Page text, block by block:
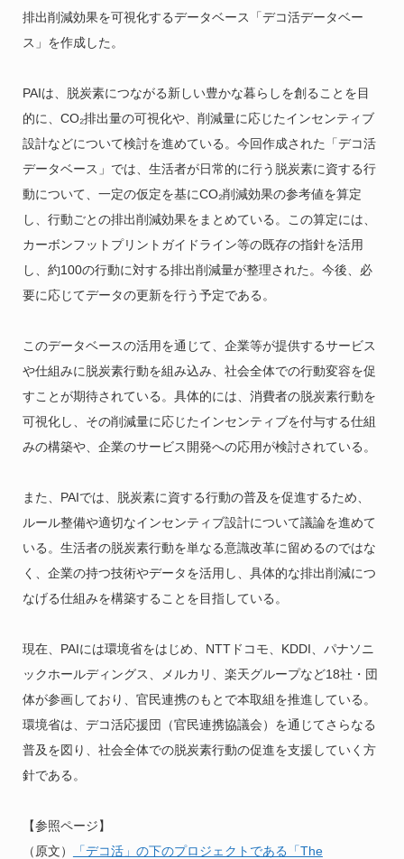
排出削減効果を可視化するデータベース「デコ活データベー
ス」を作成した。
PAIは、脱炭素につながる新しい豊かな暮らしを創ることを目
的に、CO₂排出量の可視化や、削減量に応じたインセンティブ
設計などについて検討を進めている。今回作成された「デコ活
データベース」では、生活者が日常的に行う脱炭素に資する行
動について、一定の仮定を基にCO₂削減効果の参考値を算定
し、行動ごとの排出削減効果をまとめている。この算定には、
カーボンフットプリントガイドライン等の既存の指針を活用
し、約100の行動に対する排出削減量が整理された。今後、必
要に応じてデータの更新を行う予定である。
このデータベースの活用を通じて、企業等が提供するサービス
や仕組みに脱炭素行動を組み込み、社会全体での行動変容を促
すことが期待されている。具体的には、消費者の脱炭素行動を
可視化し、その削減量に応じたインセンティブを付与する仕組
みの構築や、企業のサービス開発への応用が検討されている。
また、PAIでは、脱炭素に資する行動の普及を促進するため、
ルール整備や適切なインセンティブ設計について議論を進めて
いる。生活者の脱炭素行動を単なる意識改革に留めるのではな
く、企業の持つ技術やデータを活用し、具体的な排出削減につ
なげる仕組みを構築することを目指している。
現在、PAIには環境省をはじめ、NTTドコモ、KDDI、パナソニ
ックホールディングス、メルカリ、楽天グループなど18社・団
体が参画しており、官民連携のもとで本取組を推進している。
環境省は、デコ活応援団（官民連携協議会）を通じてさらなる
普及を図り、社会全体での脱炭素行動の促進を支援していく方
針である。
【参照ページ】
（原文）
「デコ活」の下のプロジェクトである「The